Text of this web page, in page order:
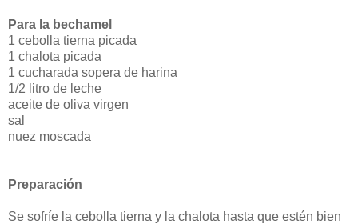
Para la bechamel
1 cebolla tierna picada
1 chalota picada
1 cucharada sopera de harina
1/2 litro de leche
aceite de oliva virgen
sal
nuez moscada
Preparación
Se sofríe la cebolla tierna y la chalota hasta que estén bien